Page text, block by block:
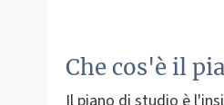
Che cos'è il